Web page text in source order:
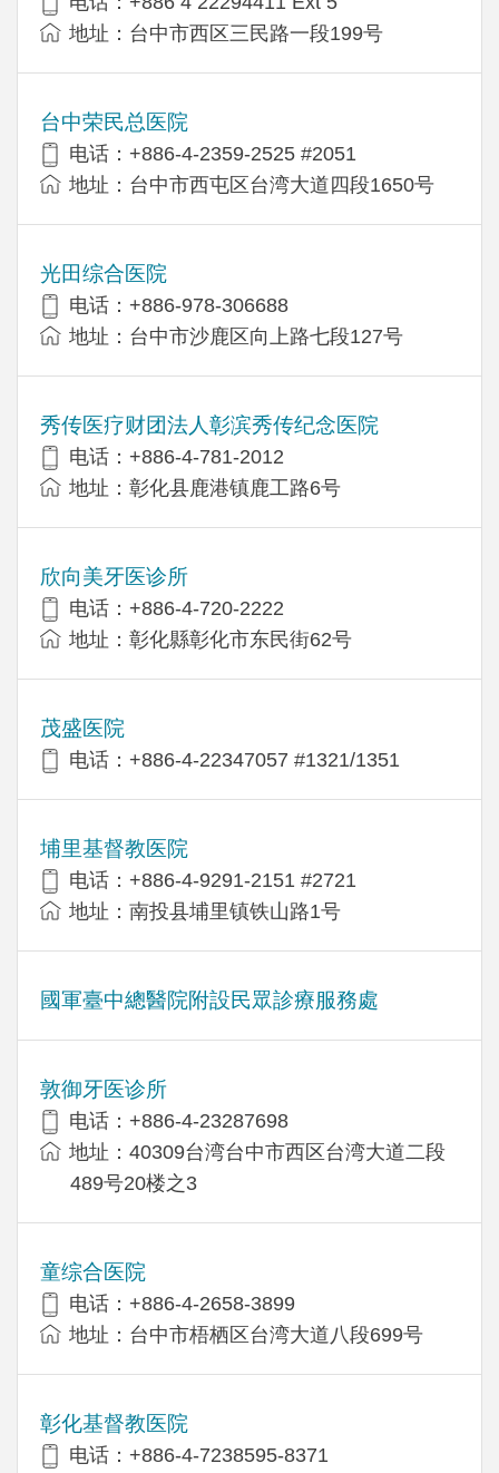
地址：台中市西区三民路一段199号
台中荣民总医院
电话：+886-4-2359-2525 #2051
地址：台中市西屯区台湾大道四段1650号
光田综合医院
电话：+886-978-306688
地址：台中市沙鹿区向上路七段127号
秀传医疗财团法人彰滨秀传纪念医院
电话：+886-4-781-2012
地址：彰化县鹿港镇鹿工路6号
欣向美牙医诊所
电话：+886-4-720-2222
地址：彰化縣彰化市东民街62号
茂盛医院
电话：+886-4-22347057 #1321/1351
埔里基督教医院
电话：+886-4-9291-2151 #2721
地址：南投县埔里镇铁山路1号
國軍臺中總醫院附設民眾診療服務處
敦御牙医诊所
电话：+886-4-23287698
地址：40309台湾台中市西区台湾大道二段
489号20楼之3
童综合医院
电话：+886-4-2658-3899
地址：台中市梧栖区台湾大道八段699号
彰化基督教医院
电话：+886-4-7238595-8371